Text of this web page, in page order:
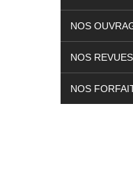
NOS
NOS
NOS